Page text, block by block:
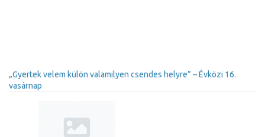
„Gyertek velem külön valamilyen csendes helyre” – Évközi 16.
vasárnap